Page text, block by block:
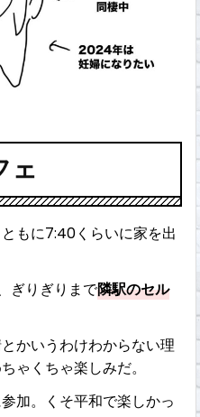
ェ
もに7:40くらいに家を出
ぎりぎりまで隣駅のセル
かいうわけわからない理
ゃくちゃ楽しみだ。
加。くそ平和で楽しかっ